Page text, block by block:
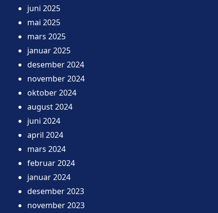
juni 2025
mai 2025
mars 2025
januar 2025
desember 2024
november 2024
oktober 2024
august 2024
juni 2024
april 2024
mars 2024
februar 2024
januar 2024
desember 2023
november 2023